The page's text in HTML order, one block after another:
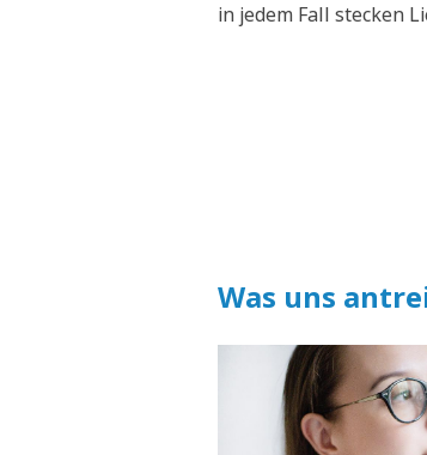
in jedem Fall stecken
Was uns